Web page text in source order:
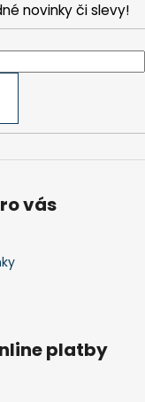
novinky či slevy!
vás
platby